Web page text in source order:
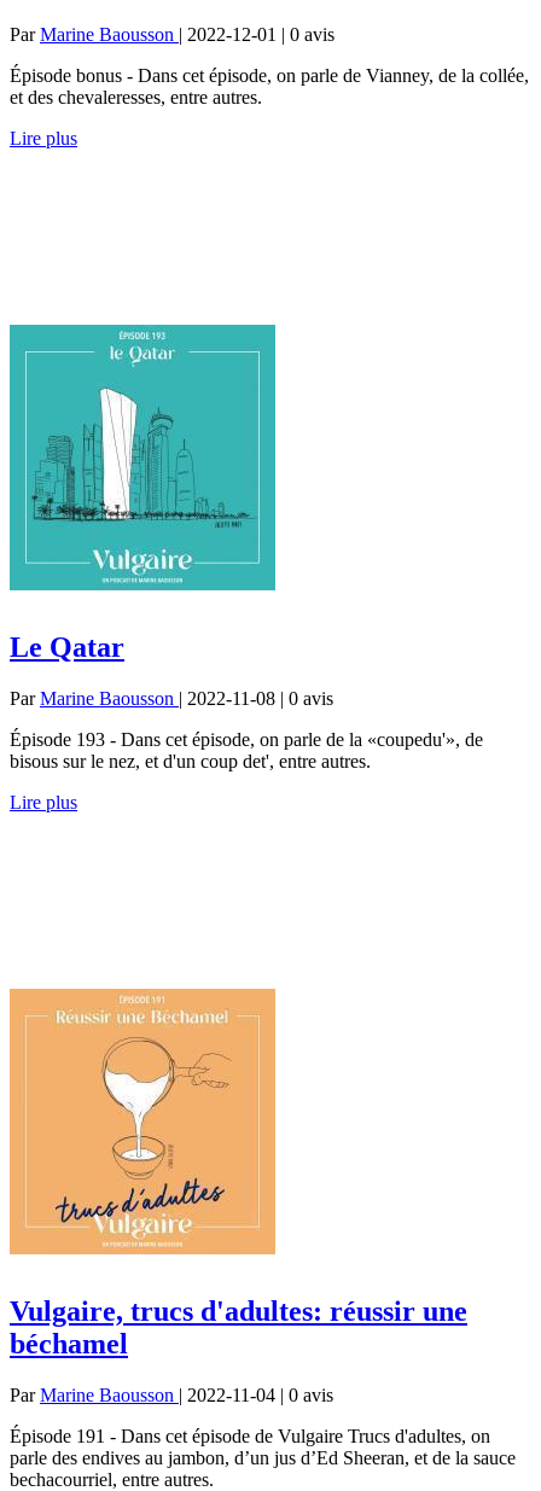
ParMarine Baousson | 2022-12-01 | 0 avis
Épisode bonus - Dans cet épisode, on parle de Vianney, de la collée,
et des chevaleresses, entre autres.
Lire plus
Le Qatar
ParMarine Baousson | 2022-11-08 | 0 avis
Épisode 193 - Dans cet épisode, on parle de la «coupedu'», de
bisous sur le nez, et d'un coup det', entre autres.
Lire plus
Vulgaire, trucs d'adultes: réussir une
béchamel
ParMarine Baousson | 2022-11-04 | 0 avis
Épisode 191 - Dans cet épisode de Vulgaire Trucs d'adultes, on
parle des endives au jambon, d’un jus d’Ed Sheeran, et de la sauce
bechacourriel, entre autres.